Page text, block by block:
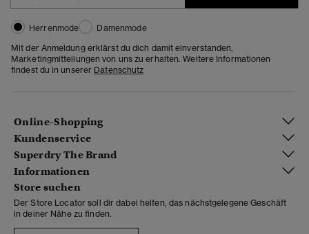
Herrenmode
Damenmode
Mit der Anmeldung erklärst du dich damit einverstanden,
Marketingmitteilungen von uns zu erhalten. Weitere Informationen
findest du in unserer Datenschutz
Online-Shopping
Kundenservice
Superdry The Brand
Informationen
Store suchen
Der Store Locator soll dir dabei helfen, das nächstgelegene Geschäft
in deiner Nähe zu finden.